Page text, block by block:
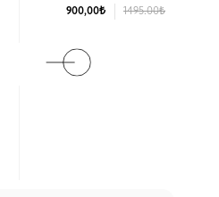
900,00₺ 1495.00₺